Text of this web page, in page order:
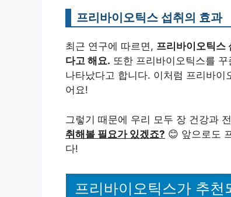
프리바이오틱스 섭취의 효과
최근 연구에 따르면, 프리바이오틱스
다고 해요. 또한 프리바이오틱스를
나타났다고 합니다. 이처럼 프리바
어요!
그렇기 때문에 우리 모두 장 건강과
취해볼 필요가 있겠죠? 😊 앞으로도
다!
프리바이오틱스가 추천